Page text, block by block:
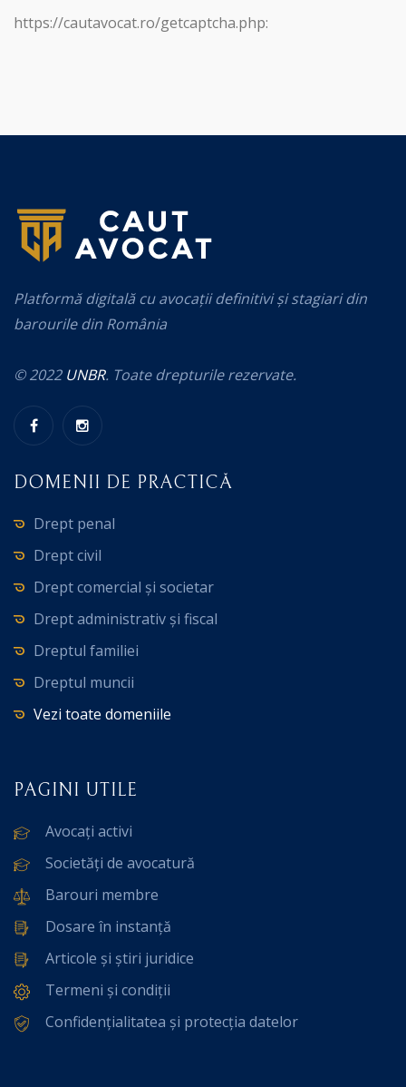
https://cautavocat.ro/getcaptcha.php:
Platformă digitală cu avocații definitivi și stagiari din
barourile din România
© 2022 UNBR. Toate drepturile rezervate.
DOMENII DE PRACTICĂ
Drept penal
Drept civil
Drept comercial și societar
Drept administrativ și fiscal
Dreptul familiei
Dreptul muncii
Vezi toate domeniile
PAGINI UTILE
Avocați activi
Societăți de avocatură
Barouri membre
Dosare în instanță
Articole și știri juridice
Termeni și condiții
Confidențialitatea și protecția datelor